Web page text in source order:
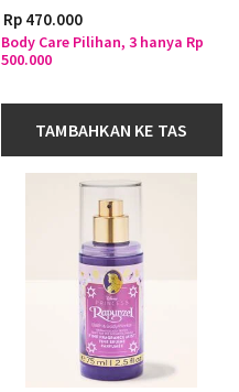
Rp 470.000
Body Care Pilihan, 3 hanya Rp
500.000
TAMBAHKAN KE TAS